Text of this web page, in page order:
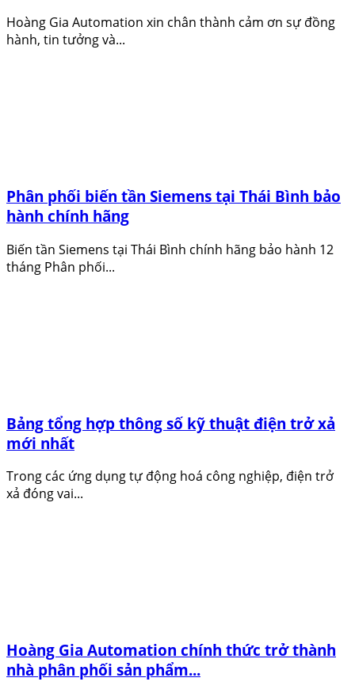
Hoàng Gia Automation xin chân thành cảm ơn sự đồng
hành, tin tưởng và...
Phân phối biến tần Siemens tại Thái Bình bảo
hành chính hãng
Biến tần Siemens tại Thái Bình chính hãng bảo hành 12
tháng Phân phối...
Bảng tổng hợp thông số kỹ thuật điện trở xả
mới nhất
Trong các ứng dụng tự động hoá công nghiệp, điện trở
xả đóng vai...
Hoàng Gia Automation chính thức trở thành
nhà phân phối sản phẩm...